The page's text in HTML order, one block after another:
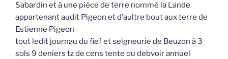
Sabardin et à une pièce de terre nommé la Lande
appartenant audit Pigeon et d’aultre bout aux terre de
Estienne Pigeon
tout ledit journau du fief et seigneurie de Beuzon à 3
sols 9 deniers tz de cens tente ou debvoir annuel